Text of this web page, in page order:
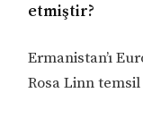
etmiştir?
Ermanistan’ı
Rosa Linn